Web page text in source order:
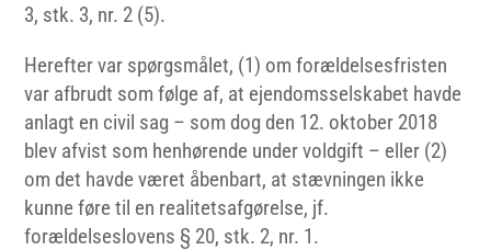
3, stk. 3, nr. 2 (5).
Herefter var spørgsmålet, (1) om forældelsesfristen
var afbrudt som følge af, at ejendomsselskabet havde
anlagt en civil sag – som dog den 12. oktober 2018
blev afvist som henhørende under voldgift – eller (2)
om det havde været åbenbart, at stævningen ikke
kunne føre til en realitetsafgørelse, jf.
forældelseslovens § 20, stk. 2, nr. 1.